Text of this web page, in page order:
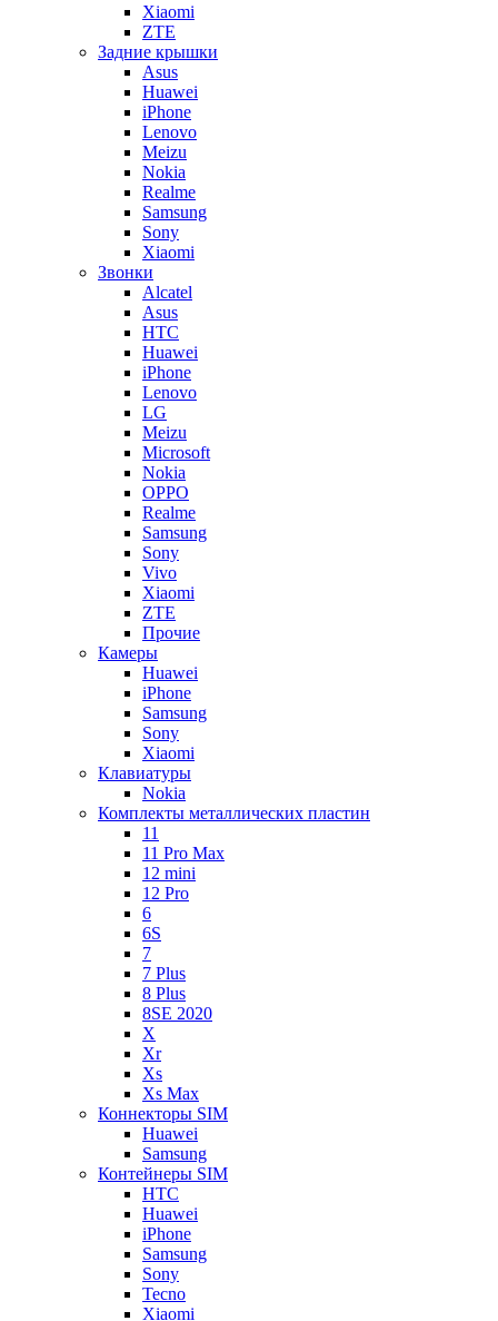
Xiaomi
ZTE
Задние крышки
Asus
Huawei
iPhone
Lenovo
Meizu
Nokia
Realme
Samsung
Sony
Xiaomi
Звонки
Alcatel
Asus
HTC
Huawei
iPhone
Lenovo
LG
Meizu
Microsoft
Nokia
OPPO
Realme
Samsung
Sony
Vivo
Xiaomi
ZTE
Прочие
Камеры
Huawei
iPhone
Samsung
Sony
Xiaomi
Клавиатуры
Nokia
Комплекты металлических пластин
11
11 Pro Max
12 mini
12 Pro
6
6S
7
7 Plus
8 Plus
8SE 2020
X
Xr
Xs
Xs Max
Коннекторы SIM
Huawei
Samsung
Контейнеры SIM
HTC
Huawei
iPhone
Samsung
Sony
Tecno
Xiaomi